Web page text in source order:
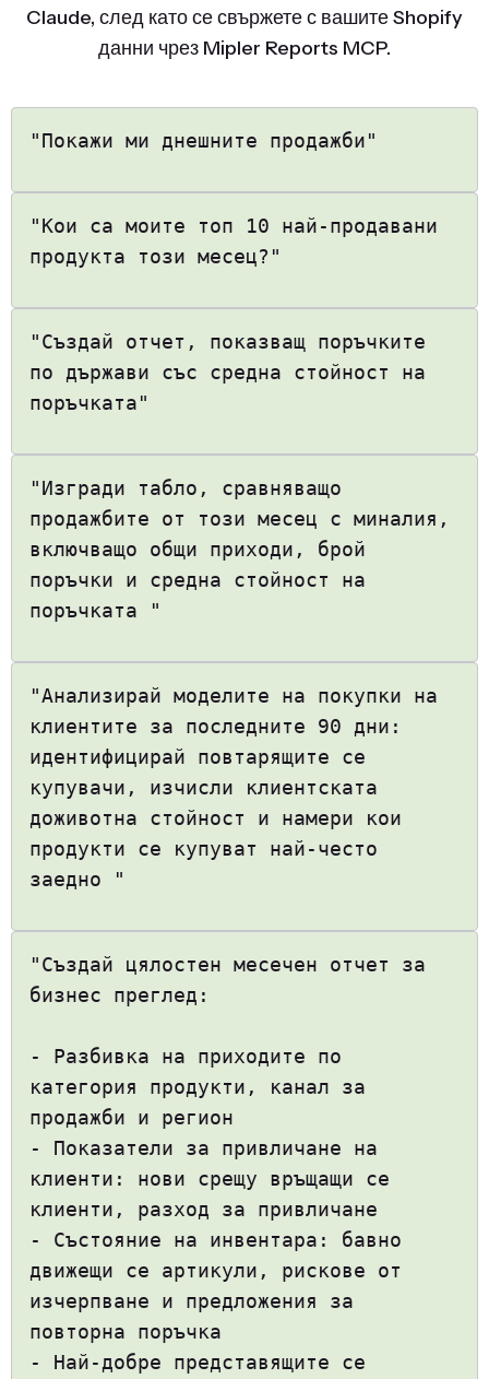
Claude, след като се свържете с вашите Shopify
данни чрез Mipler Reports MCP.
"Покажи ми днешните продажби"
"Кои са моите топ 10 най-продавани
продукта този месец?"
"Създай отчет, показващ поръчките
по държави със средна стойност на
поръчката"
"Изгради табло, сравняващо
продажбите от този месец с миналия,
включващо общи приходи, брой
поръчки и средна стойност на
поръчката "
"Анализирай моделите на покупки на
клиентите за последните 90 дни:
идентифицирай повтарящите се
купувачи, изчисли клиентската
доживотна стойност и намери кои
продукти се купуват най-често
заедно "
"Създай цялостен месечен отчет за
бизнес преглед:
- Разбивка на приходите по
категория продукти, канал за
продажби и регион
- Показатели за привличане на
клиенти: нови срещу връщащи се
клиенти, разход за привличане
- Състояние на инвентара: бавно
движещи се артикули, рискове от
изчерпване и предложения за
повторна поръчка
- Най-добре представящите се